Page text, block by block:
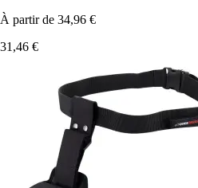
À partir de 34,96 €
31,46 €